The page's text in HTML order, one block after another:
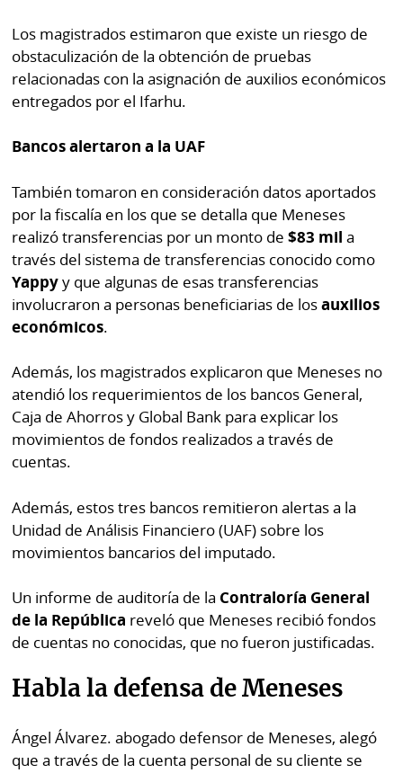
Los magistrados estimaron que existe un riesgo de
obstaculización de la obtención de pruebas
relacionadas con la asignación de auxilios económicos
entregados por el Ifarhu.
Bancos alertaron a la UAF
También tomaron en consideración datos aportados
por la fiscalía en los que se detalla que Meneses
realizó transferencias por un monto de $83 mila
través del sistema de transferencias conocido como
Yappyy que algunas de esas transferencias
involucraron a personas beneficiarias de losauxilios
económicos.
Además, los magistrados explicaron que Meneses no
atendió los requerimientos de los bancos General,
Caja de Ahorros y Global Bank para explicar los
movimientos de fondos realizados a través de
cuentas.
Además, estos tres bancos remitieron alertas a la
Unidad de Análisis Financiero (UAF) sobre los
movimientos bancarios del imputado.
Un informe de auditoría de la Contraloría General
de la República reveló que Meneses recibió fondos
de cuentas no conocidas, que no fueron justificadas.
Habla la defensa de Meneses
Ángel Álvarez. abogado defensor de Meneses, alegó
que a través de la cuenta personal de su cliente se